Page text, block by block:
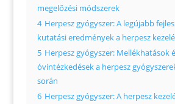
megelőzési módszerek
4 Herpesz gyógyszer: A legújabb
kutatási eredmények a herpesz
5 Herpesz gyógyszer: Mellékhatások
óvintézkedések a herpesz
során
6 Herpesz gyógyszer: A herpesz